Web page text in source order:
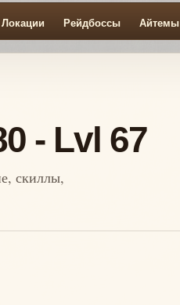
Локации Рейдбоссы Айтемы
- Lvl 67
скиллы,